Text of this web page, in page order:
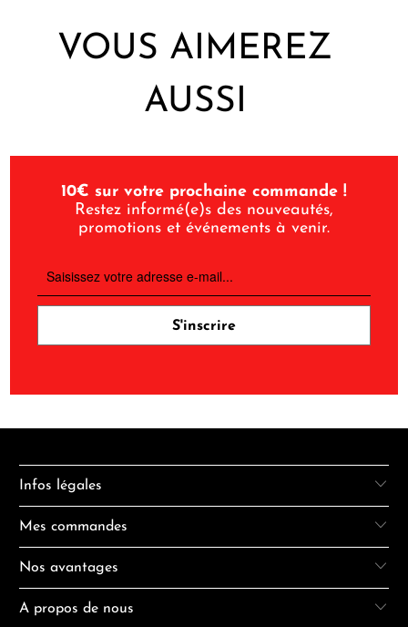
VOUS AIMEREZ
AUSSI
10€ sur votre prochaine commande !
Restez informé(e)s des nouveautés,
promotions et événements à venir.
Infos légales
Mes commandes
Nos avantages
A propos de nous